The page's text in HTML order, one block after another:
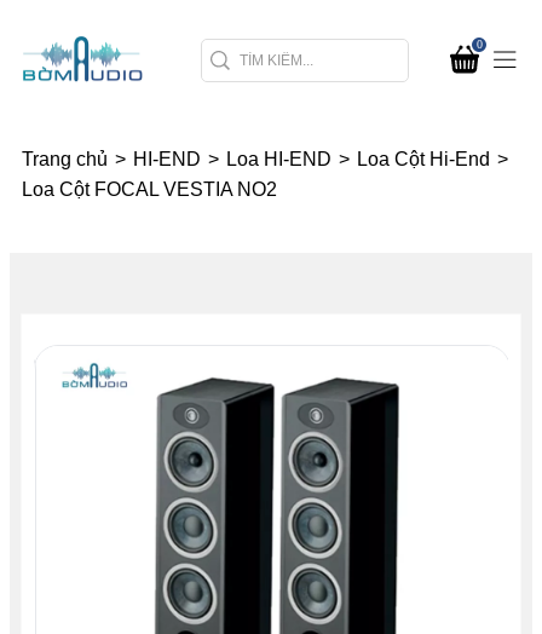
0
Trang chủ > HI-END > Loa HI-END > Loa Cột Hi-End >
Loa Cột FOCAL VESTIA NO2